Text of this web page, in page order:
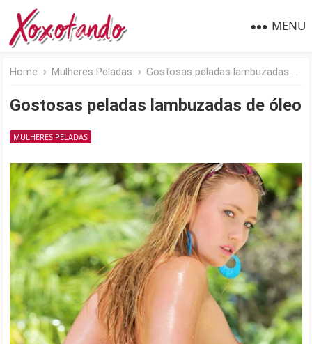
MENU
Home Mulheres Peladas Gostosas peladas lambuzadas de óleo
Gostosas peladas lambuzadas de óleo
MULHERES PELADAS